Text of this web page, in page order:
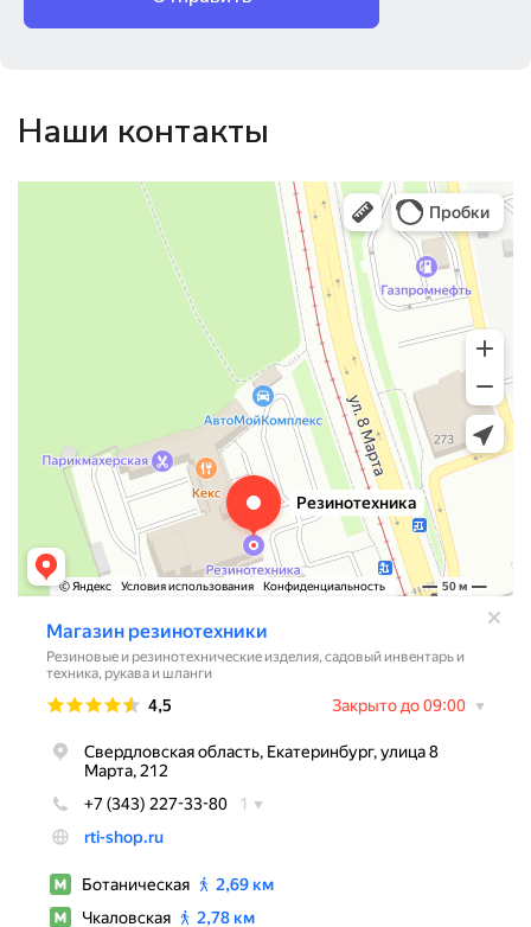
Наши контакты
Магазин резинотехники
Резиновые и резинотехнические изделия в Екатеринбурге
Садовый инвентарь и техника в Екатеринбурге